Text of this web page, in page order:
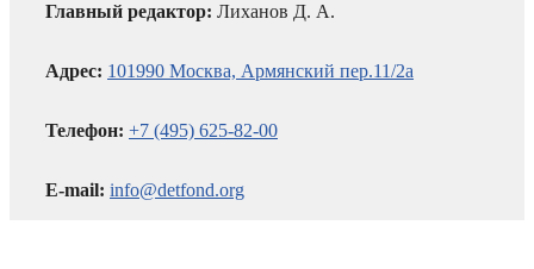
Главный редактор: Лиханов Д. А.
Адрес: 101990 Москва, Армянский пер.11/2а
Телефон: +7 (495) 625-82-00
E-mail: info@detfond.org